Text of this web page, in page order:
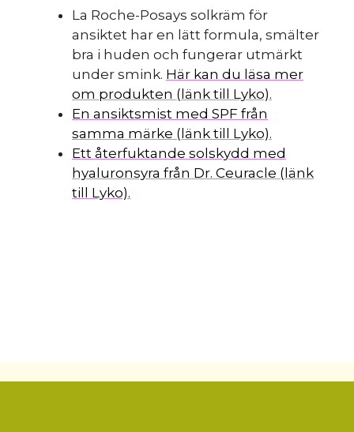
La Roche-Posays solkräm för
ansiktet har en lätt formula, smälter
bra i huden och fungerar utmärkt
under smink. Här kan du läsa mer
om produkten (länk till Lyko).
En ansiktsmist med SPF från
samma märke (länk till Lyko).
Ett återfuktande solskydd med
hyaluronsyra från Dr. Ceuracle (länk
till Lyko).